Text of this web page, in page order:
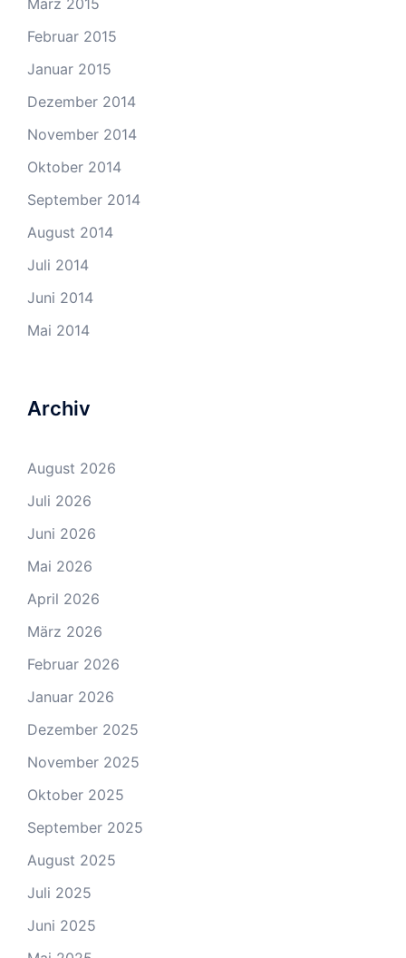
März 2015
Februar 2015
Januar 2015
Dezember 2014
November 2014
Oktober 2014
September 2014
August 2014
Juli 2014
Juni 2014
Mai 2014
Archiv
August 2026
Juli 2026
Juni 2026
Mai 2026
April 2026
März 2026
Februar 2026
Januar 2026
Dezember 2025
November 2025
Oktober 2025
September 2025
August 2025
Juli 2025
Juni 2025